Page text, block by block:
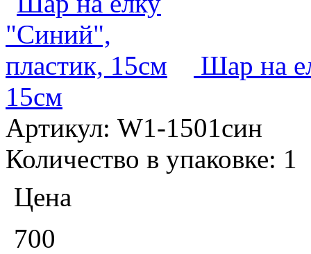
Шар на
15см
Артикул: W1-1501син
Количество в упаковке: 1
Цена
700